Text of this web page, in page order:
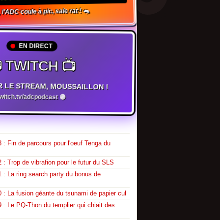
coule à pic, sale rat ! 🐀
EN DIRECT
TWITCH 📺
LE STREAM, MOUSSAILLON !
adcpodcast 🟣
: Fin de parcours pour l'oeuf Tenga du
: Trop de vibrafion pour le futur du SLS
: La ring search party du bonus de
: La fusion géante du tsunami de papier cul
: Le PQ-Thon du templier qui chiait des